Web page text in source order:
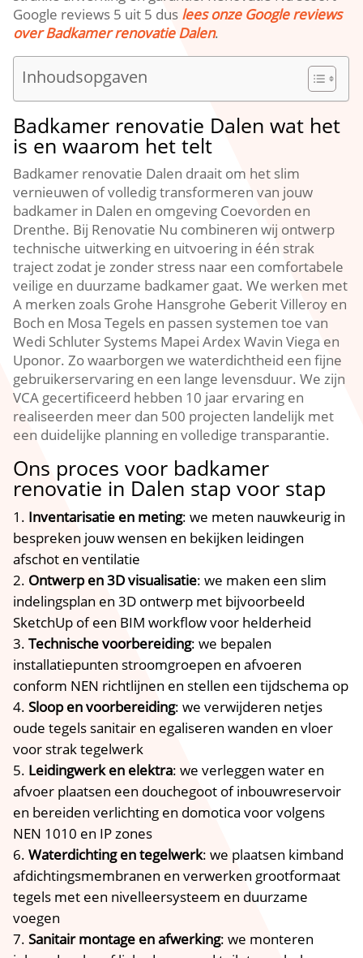
Google reviews 5 uit 5 dus lees onze Google reviews
over Badkamer renovatie Dalen.
Inhoudsopgaven
Badkamer renovatie Dalen wat het
is en waarom het telt
Badkamer renovatie Dalen draait om het slim
vernieuwen of volledig transformeren van jouw
badkamer in Dalen en omgeving Coevorden en
Drenthe. Bij Renovatie Nu combineren wij ontwerp
technische uitwerking en uitvoering in één strak
traject zodat je zonder stress naar een comfortabele
veilige en duurzame badkamer gaat. We werken met
A merken zoals Grohe Hansgrohe Geberit Villeroy en
Boch en Mosa Tegels en passen systemen toe van
Wedi Schluter Systems Mapei Ardex Wavin Viega en
Uponor. Zo waarborgen we waterdichtheid een fijne
gebruikerservaring en een lange levensduur. We zijn
VCA gecertificeerd hebben 10 jaar ervaring en
realiseerden meer dan 500 projecten landelijk met
een duidelijke planning en volledige transparantie.
Ons proces voor badkamer
renovatie in Dalen stap voor stap
Inventarisatie en meting: we meten nauwkeurig in
bespreken jouw wensen en bekijken leidingen
afschot en ventilatie
Ontwerp en 3D visualisatie: we maken een slim
indelingsplan en 3D ontwerp met bijvoorbeeld
SketchUp of een BIM workflow voor helderheid
Technische voorbereiding: we bepalen
installatiepunten stroomgroepen en afvoeren
conform NEN richtlijnen en stellen een tijdschema op
Sloop en voorbereiding: we verwijderen netjes
oude tegels sanitair en egaliseren wanden en vloer
voor strak tegelwerk
Leidingwerk en elektra: we verleggen water en
afvoer plaatsen een douchegoot of inbouwreservoir
en bereiden verlichting en domotica voor volgens
NEN 1010 en IP zones
Waterdichting en tegelwerk: we plaatsen kimband
afdichtingsmembranen en verwerken grootformaat
tegels met een nivelleersysteem en duurzame
voegen
Sanitair montage en afwerking: we monteren